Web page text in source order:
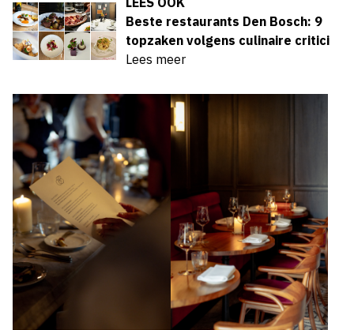
Beste restaurants Den Bosch: 9
topzaken volgens culinaire critici
Lees meer